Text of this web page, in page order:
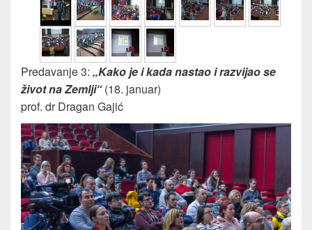
Predavanje 3: „Kako je i kada nastao i razvijao se
život na Zemlji“(18. januar)
prof. dr Dragan Gajić